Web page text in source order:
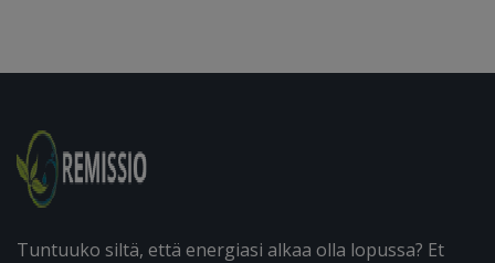
Tuntuuko siltä, että energiasi alkaa olla lopussa? Et